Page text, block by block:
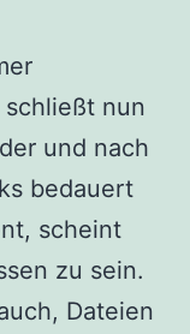
nun
und nach
bedauert
scheint
zu sein.
Dateien